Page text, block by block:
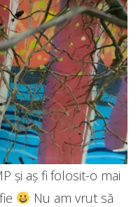
și aș fi folosit-o mai
Nu am vrut să